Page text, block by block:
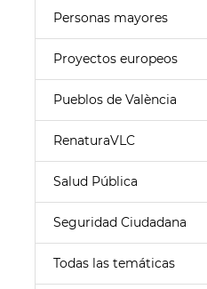
Personas mayores
Proyectos europeos
Pueblos de València
RenaturaVLC
Salud Pública
Seguridad Ciudadana
Todas las temáticas